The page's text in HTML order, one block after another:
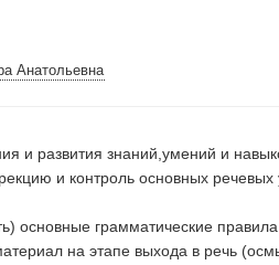
Анатольевна
и развития знаний,умений и
и контроль основных
основные грамматические
на этапе выхода в речь